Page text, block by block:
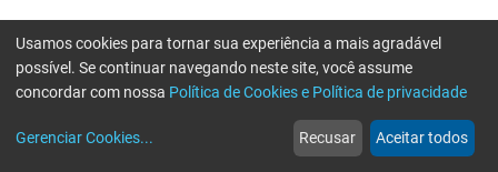
web
Notícias
more_horiz
Mais
Usamos cookies para tornar sua experiência a mais agradável
possível. Se continuar navegando neste site, você assume
concordar com nossa Política de Cookies e Política de privacidade
Gerenciar Cookies... Recusar Aceitar todos
Erro ao enviar informações, por favor tente novamente